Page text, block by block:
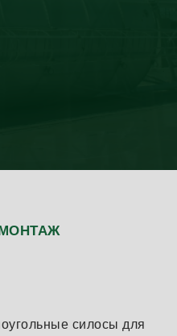
силосы для